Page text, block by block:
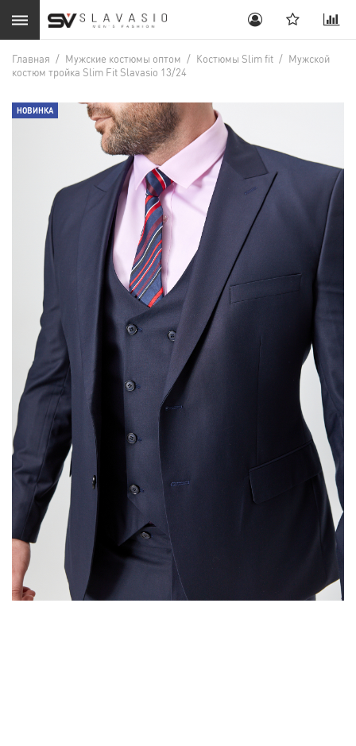
Главная / Мужские костюмы оптом / Костюмы Slim fit / Мужской
костюм тройка Slim Fit Slavasio 13/24
НОВИНКА